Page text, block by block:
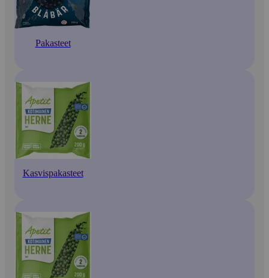
Pakasteet
Kasvispakasteet